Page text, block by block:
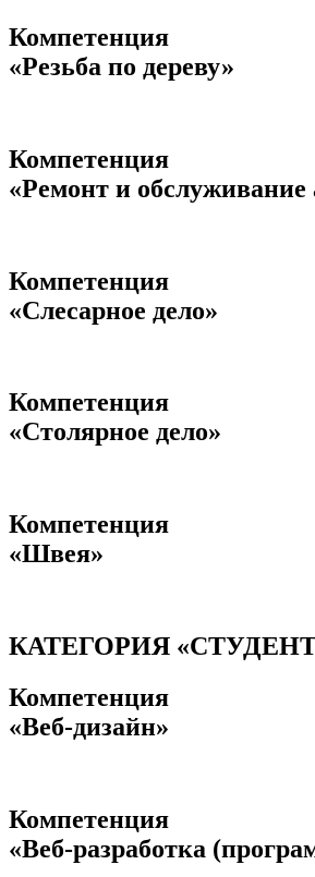
Компетенция
«Резьба по дереву»
Компетенция
«Ремонт и обслуживание
Компетенция
«Слесарное дело»
Компетенция
«Столярное дело»
Компетенция
«Швея»
КАТЕГОРИЯ
Компетенция
«Веб-дизайн»
Компетенция
«Веб-разработка